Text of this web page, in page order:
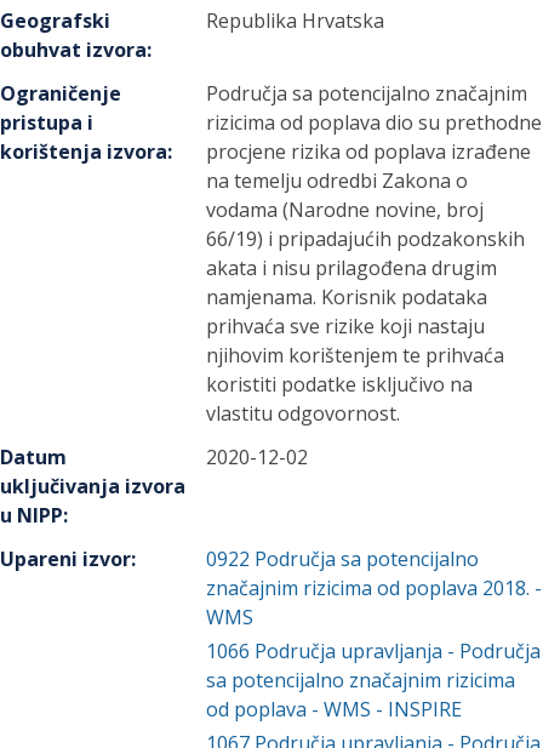
Geografski
obuhvat izvora:
Republika Hrvatska
Ograničenje
pristupa i
korištenja izvora:
Područja sa potencijalno značajnim
rizicima od poplava dio su prethodne
procjene rizika od poplava izrađene
na temelju odredbi Zakona o
vodama (Narodne novine, broj
66/19) i pripadajućih podzakonskih
akata i nisu prilagođena drugim
namjenama. Korisnik podataka
prihvaća sve rizike koji nastaju
njihovim korištenjem te prihvaća
koristiti podatke isključivo na
vlastitu odgovornost.
Datum
uključivanja izvora
u NIPP:
2020-12-02
Upareni izvor: 0922 Područja sa potencijalno
značajnim rizicima od poplava 2018. -
WMS
1066 Područja upravljanja - Područja
sa potencijalno značajnim rizicima
od poplava - WMS - INSPIRE